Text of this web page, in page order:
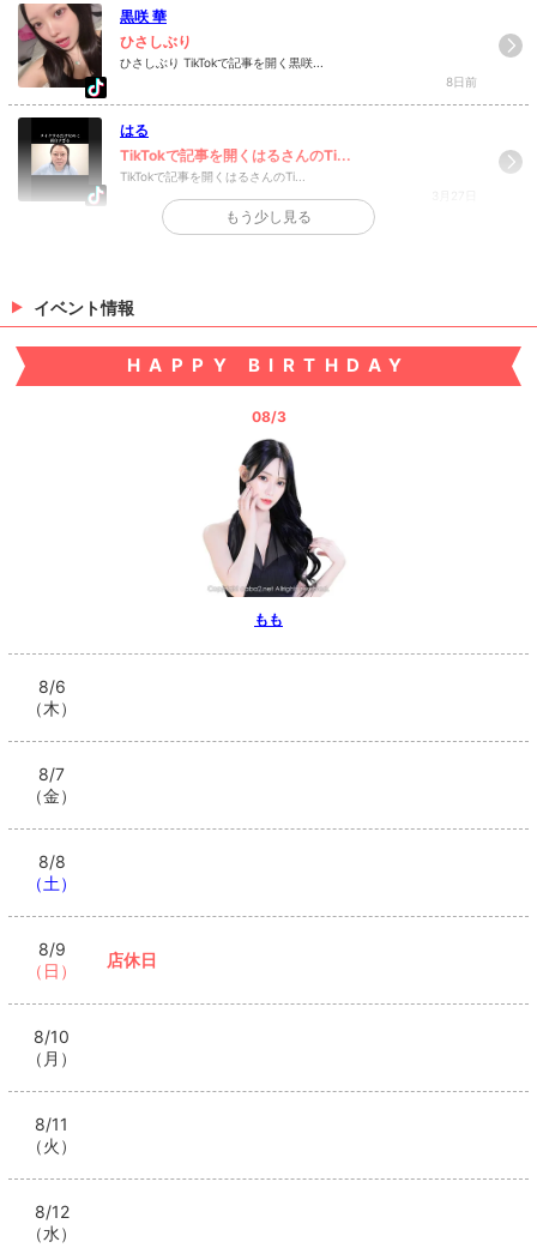
黒咲 華
ひさしぶり
ひさしぶり TikTokで記事を開く黒咲...
8日前
はる
TikTokで記事を開くはるさんのTi...
TikTokで記事を開くはるさんのTi...
もう少し見る
イベント情報
HAPPY BIRTHDAY
08/3
もも
8/6
（木）
8/7
（金）
8/8
（土）
8/9
（日）
店休日
8/10
（月）
8/11
（火）
8/12
（水）